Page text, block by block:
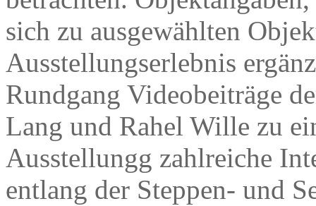
sich zu ausgewählten
Ausstellungserlebnis
Rundgang Videobeiträge
Lang und Rahel Wille zu
Ausstellungg zahlreiche
entlang der Steppen- und